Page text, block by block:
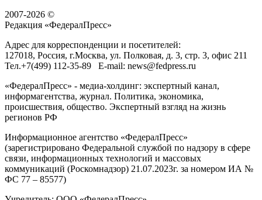
2007-2026 ©
Редакция «ФедералПресс»
Адрес для корреспонденции и посетителей:
127018, Россия, г.Москва, ул. Полковая, д. 3, стр. 3, офис 211
Тел.+7(499) 112-35-89 E-mail: news@fedpress.ru
«ФедералПресс» - медиа-холдинг: экспертный канал,
информагентства, журнал. Политика, экономика,
происшествия, общество. Экспертный взгляд на жизнь
регионов РФ
Информационное агентство «ФедералПресс»
(зарегистрировано Федеральной службой по надзору в сфере
связи, информационных технологий и массовых
коммуникаций (Роскомнадзор) 21.07.2023г. за номером ИА №
ФС 77 – 85577)